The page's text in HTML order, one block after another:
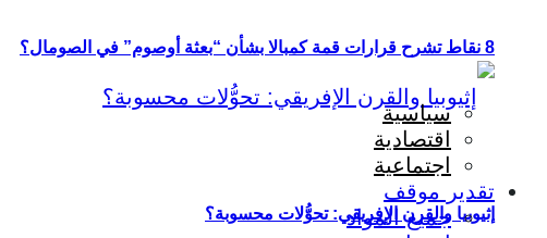
إثيوبيا والقرن الإفريقي: تحوُّلات محسوبة؟
8 نقاط تشرح قرارات قمة كمبالا بشأن “بعثة أوصوم” في الصومال؟
سياسية
اقتصادية
اجتماعية
تقدير موقف
جميع المواد